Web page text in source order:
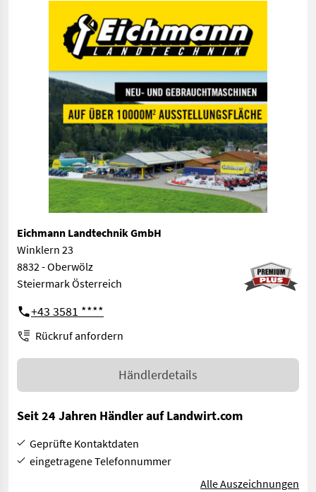
Eichmann Landtechnik GmbH
Winklern 23
8832 - Oberwölz
Steiermark Österreich
+43 3581 ****
Rückruf anfordern
Händlerdetails
Seit 24 Jahren Händler auf Landwirt.com
Geprüfte Kontaktdaten
eingetragene Telefonnummer
Alle Auszeichnungen